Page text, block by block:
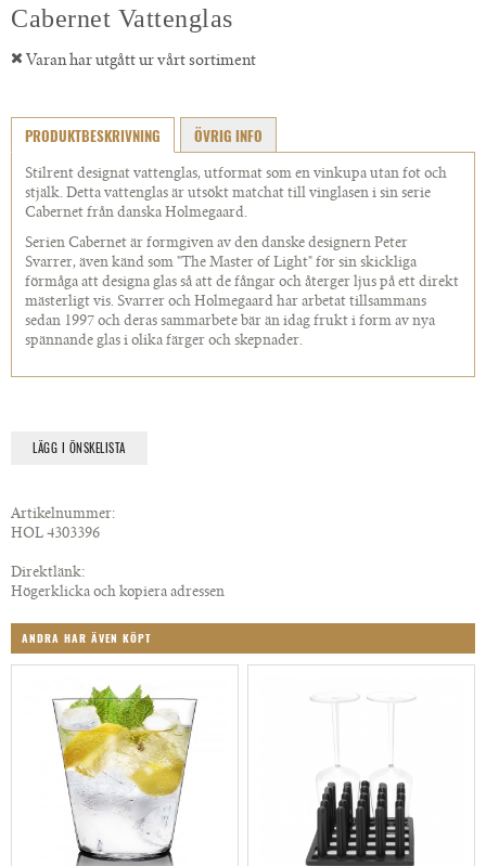
Cabernet Vattenglas
Varan har utgått ur vårt sortiment
PRODUKTBESKRIVNING ÖVRIG INFO
Stilrent designat vattenglas, utformat som en vinkupa utan fot och
stjälk. Detta vattenglas är utsökt matchat till vinglasen i sin serie
Cabernet från danska Holmegaard.
Serien Cabernet är formgiven av den danske designern Peter
Svarrer, även känd som "The Master of Light" för sin skickliga
förmåga att designa glas så att de fångar och återger ljus på ett direkt
mästerligt vis. Svarrer och Holmegaard har arbetat tillsammans
sedan 1997 och deras sammarbete bär än idag frukt i form av nya
spännande glas i olika färger och skepnader.
LÄGG I ÖNSKELISTA
Artikelnummer:
HOL 4303396
Direktlänk:
Högerklicka och kopiera adressen
ANDRA HAR ÄVEN KÖPT